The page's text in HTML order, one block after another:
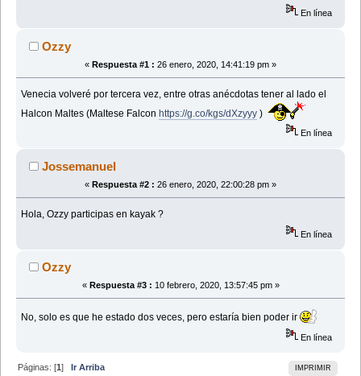
En línea
Ozzy
« Respuesta #1 : 26 enero, 2020, 14:41:19 pm »
Venecia volveré por tercera vez, entre otras anécdotas tener al lado el
Halcon Maltes (Maltese Falcon https://g.co/kgs/dXzyyy )
En línea
Jossemanuel
« Respuesta #2 : 26 enero, 2020, 22:00:28 pm »
Hola, Ozzy participas en kayak ?
En línea
Ozzy
« Respuesta #3 : 10 febrero, 2020, 13:57:45 pm »
No, solo es que he estado dos veces, pero estaría bien poder ir
En línea
IMPRIMIR
Páginas: [1]Ir Arriba